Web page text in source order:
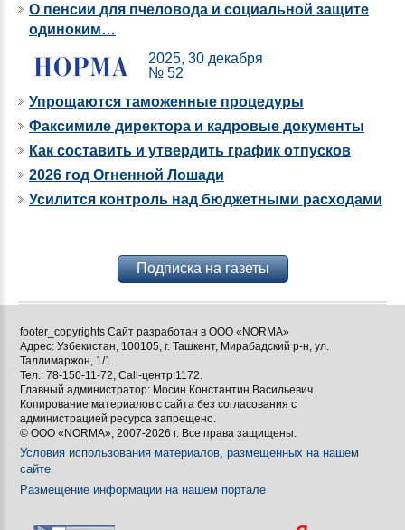
О пенсии для пчеловода и социальной защите
одиноким…
2025, 30 декабря
№ 52
Упрощаются таможенные процедуры
Факсимиле директора и кадровые документы
Как составить и утвердить график отпусков
2026 год Огненной Лошади
Усилится контроль над бюджетными расходами
Подписка на газеты
footer_copyrights Сайт разработан в ООО «NORMA»
Адрес: Узбекистан, 100105, г. Ташкент, Мирабадский р-н, ул.
Таллимаржон, 1/1.
Тел.: 78-150-11-72, Call-центр:1172.
Главный администратор: Мосин Константин Васильевич.
Копирование материалов с сайта без согласования с
администрацией ресурса запрещено.
© ООО «NORMA», 2007-2026 г. Все права защищены.
Условия использования материалов, размещенных на нашем
сайте
Размещение информации на нашем портале